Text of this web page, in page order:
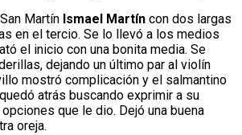
Martín Ismael Martín con dos largas
en el tercio. Se lo llevó a los medios
el inicio con una bonita media. Se
dejando un último par al violín
mostró complicación y el salmantino
atrás buscando exprimir a su
que le dio. Dejó una buena
oreja.